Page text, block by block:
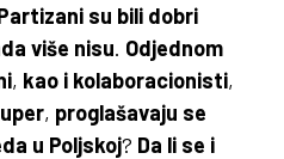
su bili dobri
više nisu. Odjednom
, kao i kolaboracionisti,
, proglašavaju se
u Poljskoj? Da li se i